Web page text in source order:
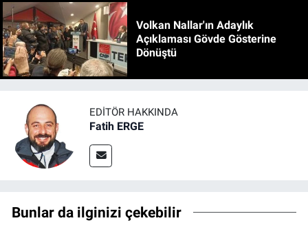
Volkan Nallar'ın Adaylık
Açıklaması Gövde Gösterine
Dönüştü
EDITÖR HAKKINDA
Fatih ERGE
Bunlar da ilginizi çekebilir